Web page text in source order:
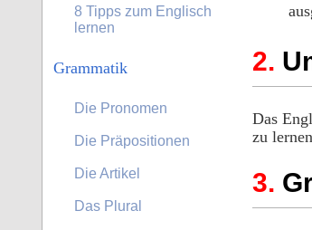
Das
zu
8 Tipps zum Englisch
lernen
Grammatik
Die Pronomen
Die Präpositionen
Die Artikel
Das Plural